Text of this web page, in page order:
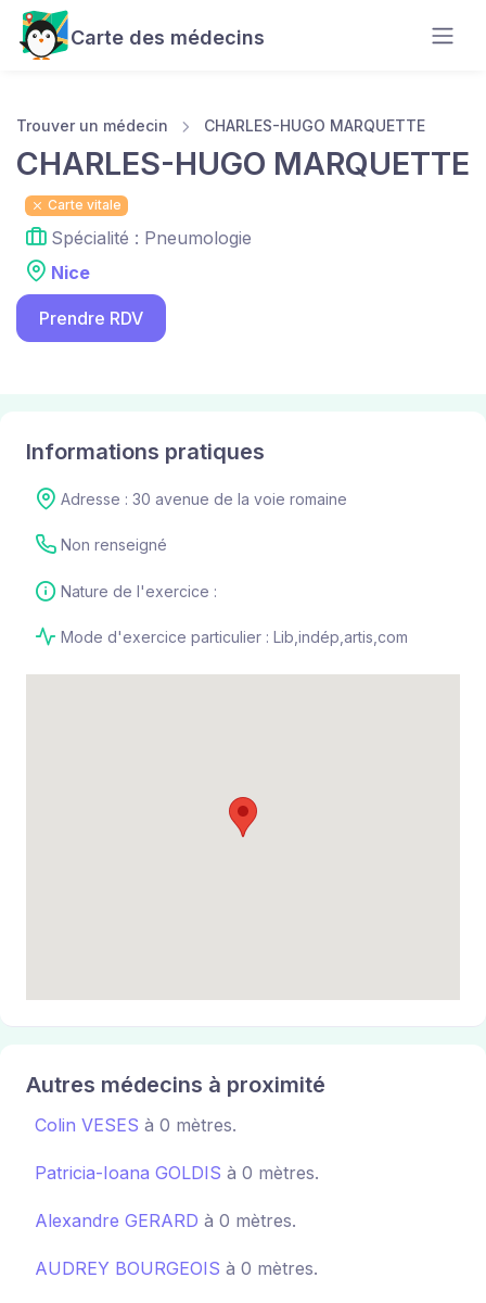
Carte des médecins
Trouver un médecin CHARLES-HUGO MARQUETTE
CHARLES-HUGO MARQUETTE
Carte vitale
Spécialité : Pneumologie
Nice
Prendre RDV
Informations pratiques
Adresse : 30 avenue de la voie romaine
Non renseigné
Nature de l'exercice :
Mode d'exercice particulier : Lib,indép,artis,com
Autres médecins à proximité
Colin VESES à 0 mètres.
Patricia-Ioana GOLDIS à 0 mètres.
Alexandre GERARD à 0 mètres.
AUDREY BOURGEOIS à 0 mètres.